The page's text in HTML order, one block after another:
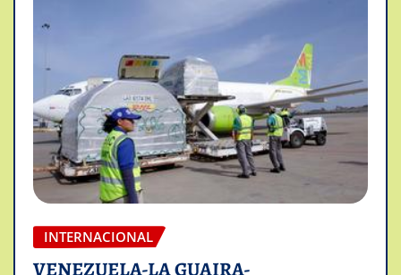
INTERNACIONAL
VENEZUELA-LA GUAIRA-